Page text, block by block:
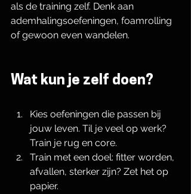
als de training zelf. Denk aan
ademhalingsoefeningen, foamrolling
of gewoon even wandelen.
Wat kun je zelf doen?
Kies oefeningen die passen bij
jouw leven. Til je veel op werk?
Train je rug en core.
Train met een doel: fitter worden,
afvallen, sterker zijn? Zet het op
papier.